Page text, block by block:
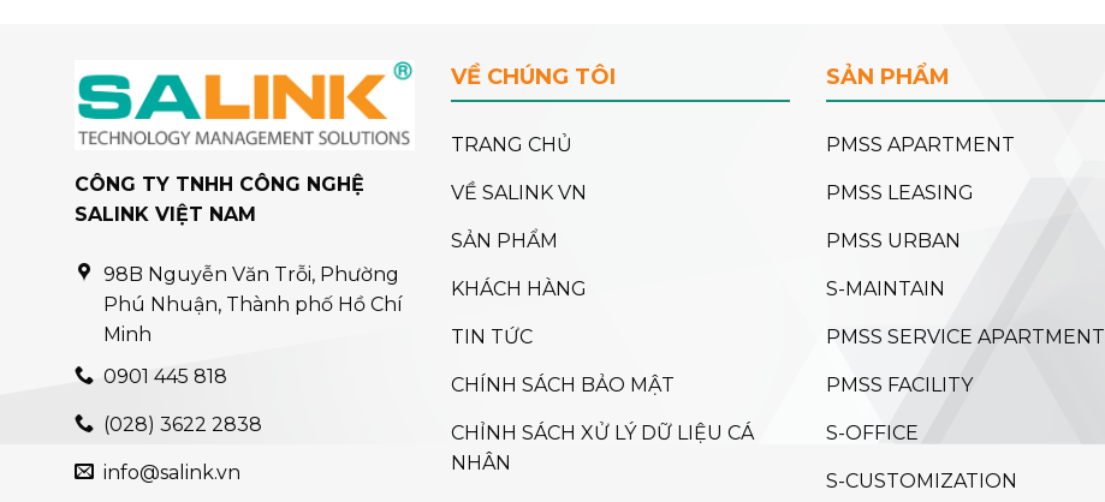
CÔNG TY TNHH CÔNG NGHỆ
SALINK VIỆT NAM
98B Nguyễn Văn Trỗi, Phường
Phú Nhuận, Thành phố Hồ Chí
Minh
0901 445 818
(028) 3622 2838
info@salink.vn
VỀ CHÚNG TÔI
TRANG CHỦ
VỀ SALINK VN
SẢN PHẨM
KHÁCH HÀNG
TIN TỨC
CHÍNH SÁCH BẢO MẬT
CHỈNH SÁCH XỬ LÝ DỮ LIỆU CÁ
NHÂN
SẢN PHẨM
PMSS APARTMENT
PMSS LEASING
PMSS URBAN
S-MAINTAIN
PMSS SERVICE APARTMENT
PMSS FACILITY
S-OFFICE
S-CUSTOMIZATION